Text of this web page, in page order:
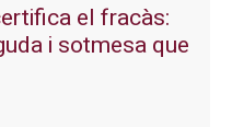
el fracàs:
i sotmesa que